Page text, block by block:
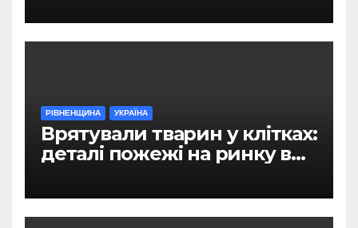
РІВНЕНЩИНА УКРАЇНА
Врятували тварин у клітках:
деталі пожежі на ринку в